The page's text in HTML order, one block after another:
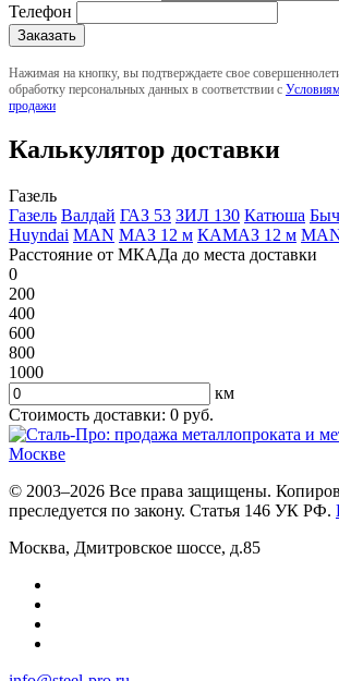
Телефон
Нажимая на кнопку, вы подтверждаете свое
обработку персональных данных в соответствии с
продажи
Калькулятор доставки
Газель
Газель Валдай ГАЗ 53 ЗИЛ 130 Катюша
Huyndai MAN МАЗ 12 м КАМАЗ 12 м
Расстояние от МКАДа до места доставки
0
200
400
600
800
1000
км
Стоимость доставки: 0 руб.
© 2003–2026 Все права защищены.
преследуется по закону. Статья 146 УК РФ.
Москва, Дмитровское шоссе, д.85